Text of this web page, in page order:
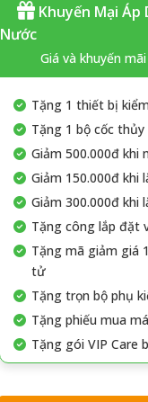
Khuyến Mại Áp
Nước
Giá và khuyến
Tặng 1 thiết bị
Tặng 1 bộ cốc
Giảm 500.000đ khi
Giảm 150.000đ khi
Giảm 300.000đ khi
Tặng công lắp đặt
Tặng mã giảm giá
tử
Tặng trọn bộ phụ
Tặng phiếu mua
Tặng gói VIP Care